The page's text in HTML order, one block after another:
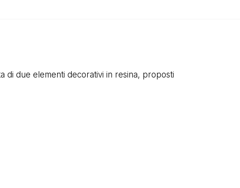
di due elementi decorativi in resina, proposti